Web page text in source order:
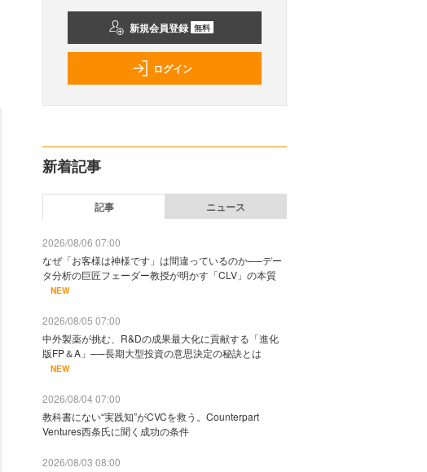
新規会員登録 無料
ログイン
新着記事
記事 ニュース
2026/08/06 07:00
なぜ「お客様は神様です」は間違っているのか──デー
タ分析の巨匠フェーダー教授が明かす「CLV」の本質
NEW
2026/08/05 07:00
中外製薬が挑む、R&Dの成果最大化に貢献する「進化
版FP＆A」──長期大型投資の意思決定の秘訣とは
NEW
2026/08/04 07:00
教科書にない“実践知”がCVCを救う。Counterpart
Ventures西条氏に聞く成功の条件
2026/08/03 08:00